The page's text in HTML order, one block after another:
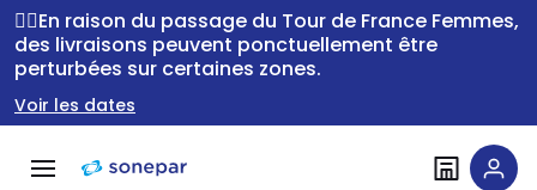
Passer à la
navigation
Passer
au
contenu
🚴‍♂️En raison du passage du Tour de France Femmes,
des livraisons peuvent ponctuellement être
perturbées sur certaines zones.
Voir les dates